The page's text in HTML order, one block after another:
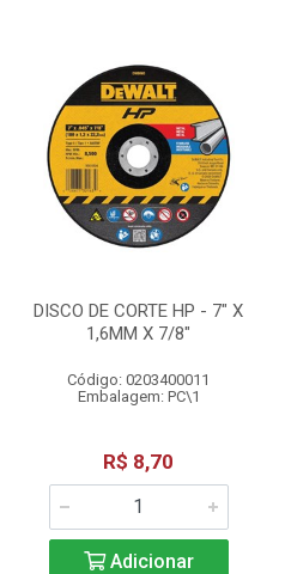
DISCO DE CORTE HP - 7" X
1,6MM X 7/8"
Código: 0203400011
Embalagem: PC\1
R$ 8,70
Adicionar